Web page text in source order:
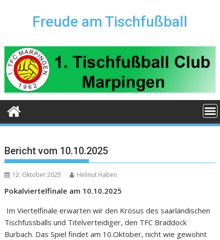
Freude am Tischfußball
Bericht vom 10.10.2025
12. Oktober 2025 Helmut Haben
Pokalviertelfinale am 10.10.2025
Im Viertelfinale erwarten wir den Krösus des saarländischen
Tischfussballs und Titelverteidiger, den TFC Braddock
Burbach. Das Spiel findet am 10.Oktober, nicht wie gewohnt